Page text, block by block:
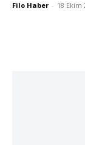
Filo Haber - 18 Ekim